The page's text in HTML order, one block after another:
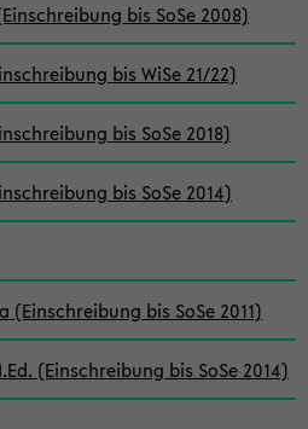
bis SoSe 2008)
bis WiSe 21/22)
bis SoSe 2018)
bis SoSe 2014)
bis SoSe 2011)
(Einschreibung bis SoSe 2014)